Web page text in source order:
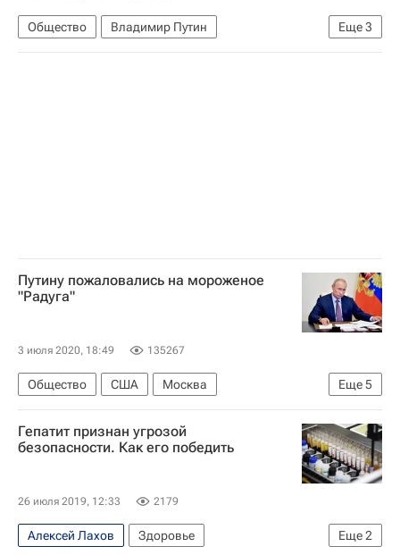
Еще3
Общество
Владимир Путин
ЛГБТ*-сообщество
Екатерина Лахова
Путину пожаловались на мороженое
"Радуга"
3 июля 2020, 18:49 135267
Еще5
Общество США
Москва
Владимир Путин
Алексей Пушков
ЛГБТ*-сообщество
Екатерина Лахова
Гепатит признан угрозой
безопасности. Как его победить
26 июля 2019, 12:33 2179
Еще2
Алексей Лахов
Здоровье